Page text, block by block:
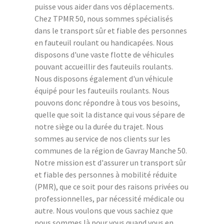
puisse vous aider dans vos déplacements.
Chez TPMR 50, nous sommes spécialisés
dans le transport sûr et fiable des personnes
en fauteuil roulant ou handicapées. Nous
disposons d'une vaste flotte de véhicules
pouvant accueillir des fauteuils roulants.
Nous disposons également d'un véhicule
équipé pour les fauteuils roulants. Nous
pouvons donc répondre à tous vos besoins,
quelle que soit la distance qui vous sépare de
notre siège ou la durée du trajet. Nous
sommes au service de nos clients sur les
communes de la région de Gavray Manche 50.
Notre mission est d'assurer un transport sûr
et fiable des personnes à mobilité réduite
(PMR), que ce soit pour des raisons privées ou
professionnelles, par nécessité médicale ou
autre. Nous voulons que vous sachiez que